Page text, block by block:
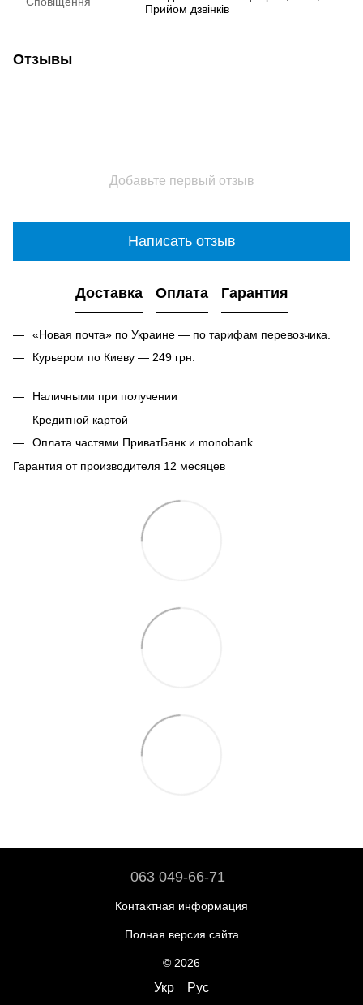
Прийом дзвінків
Отзывы
Добавьте первый отзыв
Написать отзыв
Доставка Оплата Гарантия
«Новая почта» по Украине — по тарифам перевозчика.
Курьером по Киеву — 249 грн.
Наличными при получении
Кредитной картой
Оплата частями ПриватБанк и monobank
Гарантия от производителя 12 месяцев
063 049-66-71
Контактная информация
Полная версия сайта
© 2026
Укр Рус